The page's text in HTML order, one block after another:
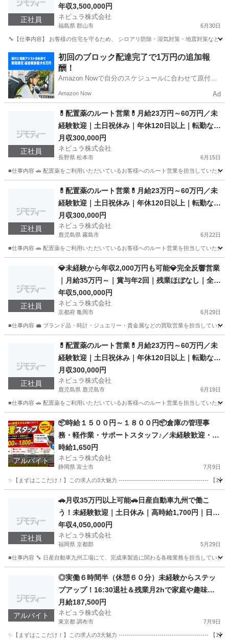
正社員
歓迎｜２０～３０代活躍中｜年末年始1２連休｜住
宅関連・JA提携の安定上場企業
年収3,500,000円
ネビュラ株式会社
福島県 郡山市 6月30日
🔧【仕事内容】 お客様の住宅を守るため、 シロアリ防除・湿気対策・地震対策など
技術 未経験
初回のブロック配達完了で1万円の追加報
酬！
Amazon Nowで自分のスケジュールに合わせて原付や
う！
Amazon Now Ad
正社員
💊配置薬のルート営業💊月給23万円～60万円／未
経験歓迎｜土日祝休み｜年休120日以上｜転勤なし
｜ルート営業｜全国募集
月収300,000円
ネビュラ株式会社
長野県 松本市 6月15日
■仕事内容 🚗 配置薬をご利用いただいているお客様へのルート営業を担当していただ
営業
正社員
💊配置薬のルート営業💊月給23万円～60万円／未
経験歓迎｜土日祝休み｜年休120日以上｜転勤なし
｜ルート営業｜全国募集
月収300,000円
ネビュラ株式会社
鹿児島県 霧島市 6月22日
■仕事内容 🚗 配置薬をご利用いただいているお客様へのルート営業を担当していただ
営業 未経験
正社員
💎未経験から年収2,000万円も可能💎完全反響営業
｜月給35万円～｜賞与年2回｜残業ほぼなし｜全国
募集｜買取営業／92274
年収5,000,000円
ネビュラ株式会社
京都府 亀岡市 6月29日
■仕事内容 💼 ブランド品・時計・ジュエリー・貴金属などの買取営業を担当していた
営業
正社員
💊配置薬のルート営業💊月給23万円～60万円／未
経験歓迎｜土日祝休み｜年休120日以上｜転勤なし
｜ルート営業｜全国募集
月収300,000円
ネビュラ株式会社
鹿児島県 鹿児島市 6月19日
■仕事内容 🚗 配置薬をご利用いただいているお客様へのルート営業を担当していただ
鹿児島市 営業 未経験
アルバイト
📦時給１５００円～１８００円📦倉庫の管理事
務・軽作業・サポートスタッフ♪／未経験歓迎・学
歴不問／シフト制・選べる勤務時間【126231】
時給1,650円
ネビュラ株式会社
静岡県 富士市 7月9日
✨【まずはここだけ！】この求人の3大魅力 -------------------------------------------- 【1】
軽作業 スタッフ
正社員
🚗月収35万円以上可能🚗日産自動車九州で働こ
う！未経験歓迎｜土日休み｜高時給1,700円｜日払
いOK｜大手メーカー完成車製造スタッフ
年収4,050,000円
ネビュラ株式会社
福岡県 京都郡 5月29日
■仕事内容 🔧 日産自動車九州工場にて、完成車製造に関わる各種業務を担当していた
技術
アルバイト
◎実働６時間半（休憩６０分）未経験からステッ
プアップ！16:30退社＆残業月2hで家庭や趣味と
両立◎2年目以降は年収50万円UPも可能♪ヤクルト
センターの運営・管理スタッフ［東京都内営業
所］75701
月給187,500円
ネビュラ株式会社
東京都 調布市 7月9日
✨【まずはここだけ！】この求人の3大魅力 -------------------------------------------- 【1】